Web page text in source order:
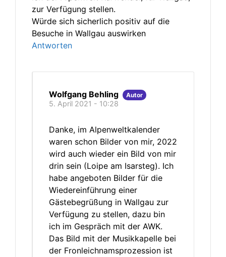
zur Verfügung stellen.
Würde sich sicherlich positiv auf die
Besuche in Wallgau auswirken
Antworten
Wolfgang Behling Autor
5. April 2021 - 10:28
Danke, im Alpenweltkalender
waren schon Bilder von mir, 2022
wird auch wieder ein Bild von mir
drin sein (Loipe am Isarsteg). Ich
habe angeboten Bilder für die
Wiedereinführung einer
Gästebegrüßung in Wallgau zur
Verfügung zu stellen, dazu bin
ich im Gespräch mit der AWK.
Das Bild mit der Musikkapelle bei
der Fronleichnamsprozession ist